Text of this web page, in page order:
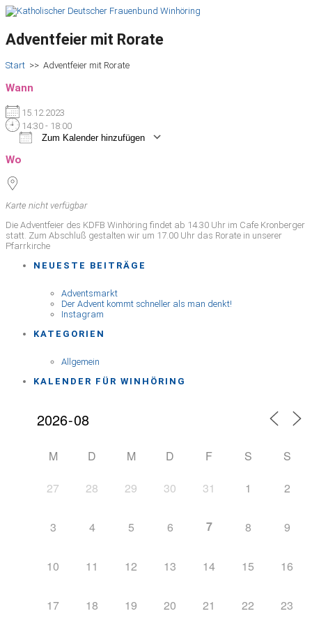
Adventfeier mit Rorate
Start >> Adventfeier mit Rorate
Wann
15.12.2023
14:30 - 18:00
Zum Kalender hinzufügen
Wo
Karte nicht verfügbar
Die Adventfeier des KDFB Winhöring findet ab 14.30 Uhr im Cafe Kronberger
statt. Zum Abschluß gestalten wir um 17.00 Uhr das Rorate in unserer
Pfarrkirche
NEUESTE BEITRÄGE
Adventsmarkt
Der Advent kommt schneller als man denkt!
Instagram
KATEGORIEN
Allgemein
KALENDER FÜR WINHÖRING
M D M D F S
S
27
28 29 30 31 1 2
3 4 5 6 7 8 9
10 11 12 13 14 15 16
17 18 19 20 21 22 23